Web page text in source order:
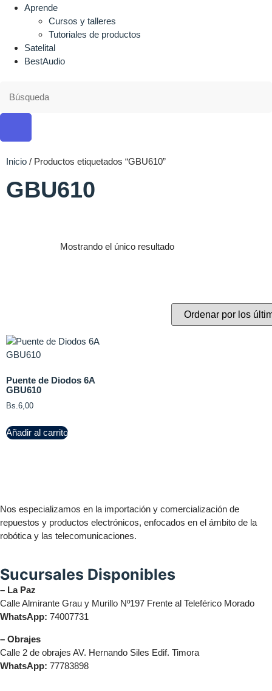
Aprende
Cursos y talleres
Tutoriales de productos
Satelital
BestAudio
Inicio / Productos etiquetados “GBU610”
GBU610
Mostrando el único resultado
Puente de Diodos 6A
GBU610
Bs.6,00
Añadir al carrito
Nos especializamos en la importación y comercialización de
repuestos y productos electrónicos, enfocados en el ámbito de la
robótica y las telecomunicaciones.
Sucursales Disponibles
– La Paz
Calle Almirante Grau y Murillo Nº197 Frente al Teleférico Morado
WhatsApp: 74007731
– Obrajes
Calle 2 de obrajes AV. Hernando Siles Edif. Timora
WhatsApp: 77783898